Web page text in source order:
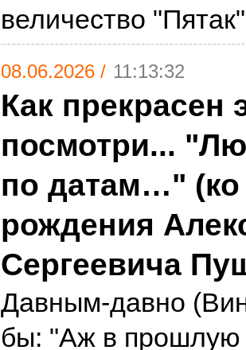
величество
08.06.2026 / 11:13:32
Как прекрасен
посмотри...
по датам…"
рождения
Сергеевича
Давным-давно
бы: "Аж в прошлую